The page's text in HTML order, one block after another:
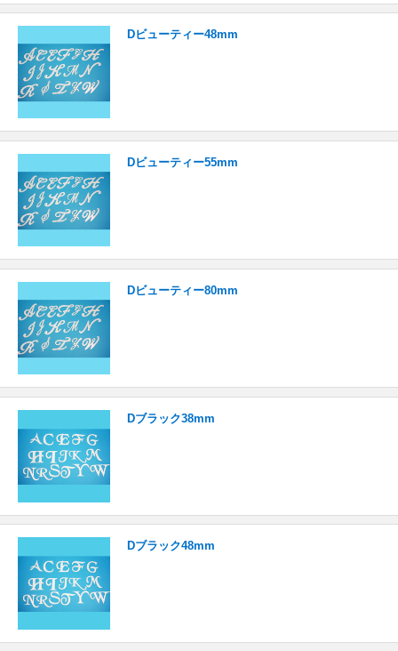
Dビューティー48mm
Dビューティー55mm
Dビューティー80mm
Dブラック38mm
Dブラック48mm